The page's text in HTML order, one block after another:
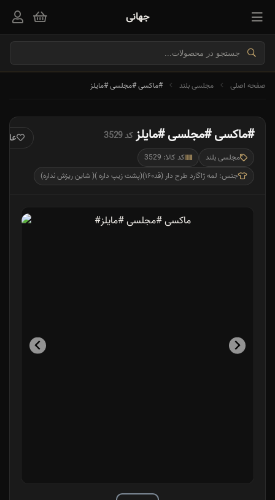
جهانی
صفحه اصلی مجلسی بلند #ماکسی #مجلسی #مایلز
#ماکسی #مجلسی #مایلزکد 3529
مجلسی بلند
کد کالا: 3529
جنس: لمه ژاگارد طرح دار (قد۱۶۰)(پشت زیپ داره )( شاین ریزش نداره)